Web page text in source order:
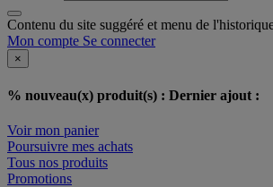
Contenu du site suggéré et menu de
Mon compte Se connecter
×
% nouveau(x) produit(s) : Dernier ajout :
Voir mon panier
Poursuivre mes achats
Tous nos produits
Promotions